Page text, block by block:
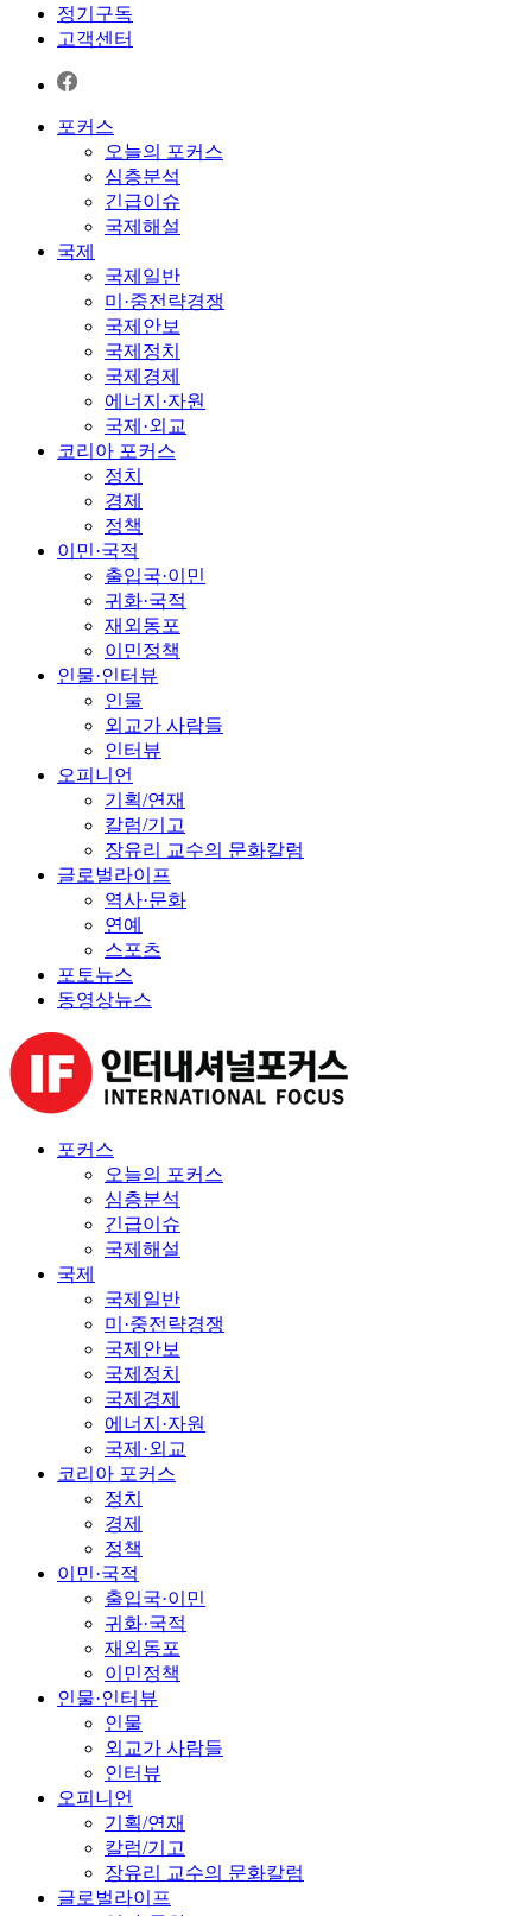
정기구독
고객센터
포커스
오늘의 포커스
심층분석
긴급이슈
국제해설
국제
국제일반
미·중전략경쟁
국제안보
국제정치
국제경제
에너지·자원
국제·외교
코리아 포커스
정치
경제
정책
이민·국적
출입국·이민
귀화·국적
재외동포
이민정책
인물·인터뷰
인물
외교가 사람들
인터뷰
오피니언
기획/연재
칼럼/기고
장유리 교수의 문화칼럼
글로벌라이프
역사·문화
연예
스포츠
포토뉴스
동영상뉴스
포커스
오늘의 포커스
심층분석
긴급이슈
국제해설
국제
국제일반
미·중전략경쟁
국제안보
국제정치
국제경제
에너지·자원
국제·외교
코리아 포커스
정치
경제
정책
이민·국적
출입국·이민
귀화·국적
재외동포
이민정책
인물·인터뷰
인물
외교가 사람들
인터뷰
오피니언
기획/연재
칼럼/기고
장유리 교수의 문화칼럼
글로벌라이프